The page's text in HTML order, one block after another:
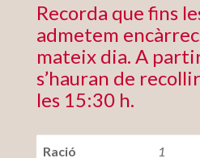
Recorda que fins
admetem
mateix dia. A
s’hauran de
les 15:30 h.
Ració 1